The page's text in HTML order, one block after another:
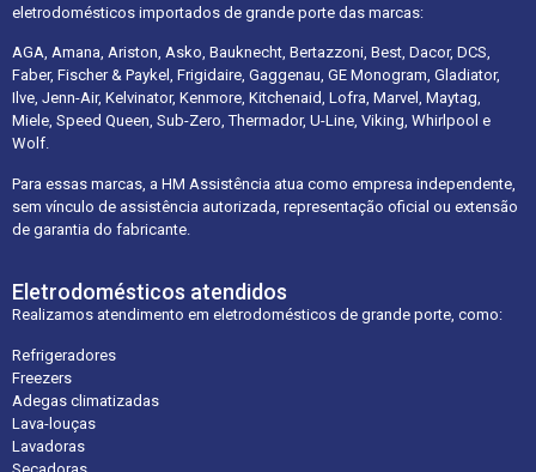
eletrodomésticos importados de grande porte das marcas:
AGA, Amana, Ariston, Asko, Bauknecht, Bertazzoni, Best, Dacor, DCS,
Faber, Fischer & Paykel, Frigidaire, Gaggenau, GE Monogram, Gladiator,
Ilve, Jenn-Air, Kelvinator, Kenmore, Kitchenaid, Lofra, Marvel, Maytag,
Miele, Speed Queen, Sub-Zero, Thermador, U-Line, Viking, Whirlpool e
Wolf.
Para essas marcas, a HM Assistência atua como empresa independente,
sem vínculo de assistência autorizada, representação oficial ou extensão
de garantia do fabricante.
Eletrodomésticos atendidos
Realizamos atendimento em eletrodomésticos de grande porte, como:
Refrigeradores
Freezers
Adegas climatizadas
Lava-louças
Lavadoras
Secadoras